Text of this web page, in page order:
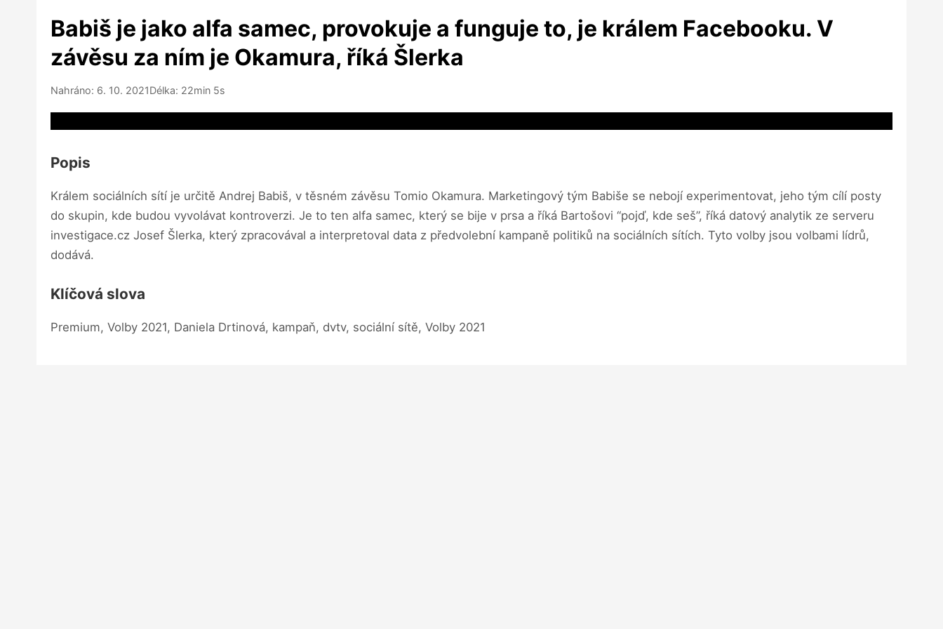
Babiš je jako alfa samec, provokuje a funguje to, je králem Facebooku. V
závěsu za ním je Okamura, říká Šlerka
Nahráno: 6. 10. 2021Délka: 22min 5s
Popis
Králem sociálních sítí je určitě Andrej Babiš, v těsném závěsu Tomio Okamura. Marketingový tým Babiše se nebojí experimentovat, jeho tým cílí posty
do skupin, kde budou vyvolávat kontroverzi. Je to ten alfa samec, který se bije v prsa a říká Bartošovi “pojď, kde seš”, říká datový analytik ze serveru
investigace.cz Josef Šlerka, který zpracovával a interpretoval data z předvolební kampaně politiků na sociálních sítích. Tyto volby jsou volbami lídrů,
dodává.
Klíčová slova
Premium, Volby 2021, Daniela Drtinová, kampaň, dvtv, sociální sítě, Volby 2021